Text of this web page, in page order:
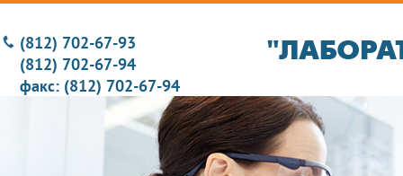
(812) 702-67-93
(812) 702-67-94
факс: (812) 702-67-94